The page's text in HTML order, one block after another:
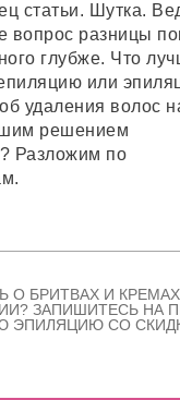
статьи. Шутка.
вопрос разницы
глубже. Что
или
удаления волос
решением
Разложим по
О БРИТВАХ И
ЗАПИШИТЕСЬ НА
ЭПИЛЯЦИЮ СО